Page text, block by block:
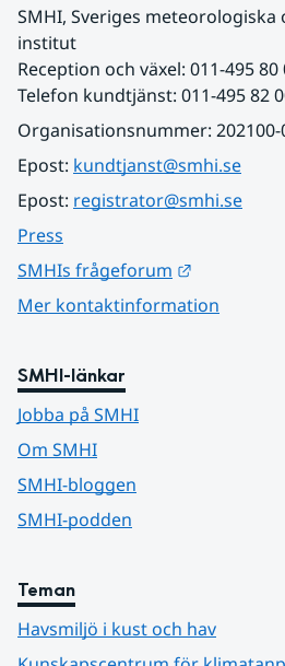
SMHI, Sveriges
institut
Reception och växel: 011-495 80
Telefon kundtjänst: 011-495 82
Organisationsnummer: 202100-
Epost: kundtjanst@smhi.se
Epost: registrator@smhi.se
Press
SMHIs frågeforum
Mer kontaktinformation
SMHI-länkar
Jobba på SMHI
Om SMHI
SMHI-bloggen
SMHI-podden
Teman
Havsmiljö i kust och hav